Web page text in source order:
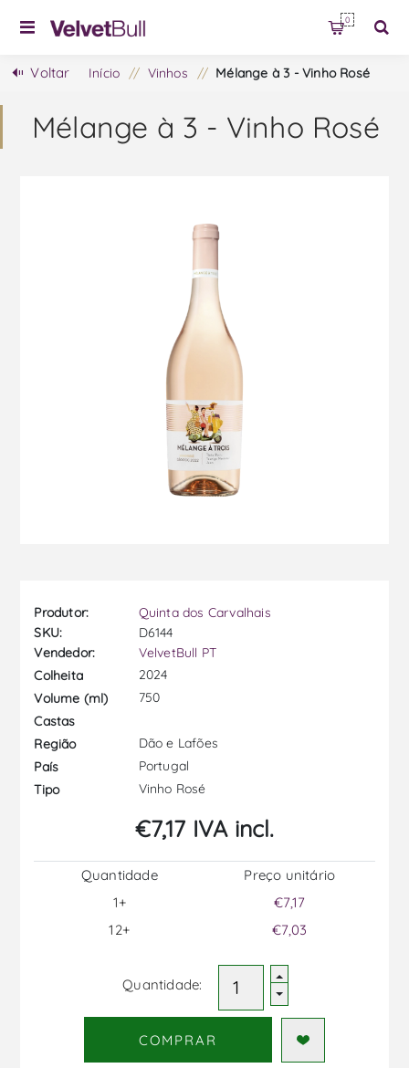
0
Voltar Início / Vinhos / Mélange à 3 - Vinho Rosé
Mélange à 3 - Vinho Rosé
Produtor:
Quinta dos Carvalhais
SKU:
D6144
Vendedor:
VelvetBull PT
Colheita
2024
Volume (ml)
750
Castas
Região
Dão e Lafões
País
Portugal
Tipo
Vinho Rosé
€7,17 IVA incl.
Quantidade
1+
12+
Preço unitário
€7,17
€7,03
Quantidade:
COMPRAR